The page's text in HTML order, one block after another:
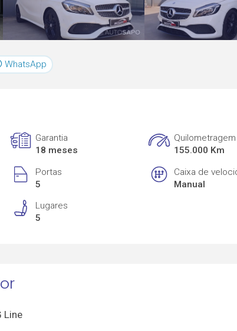
WhatsApp
Garantia
18 meses
Quilometragem
155.000 Km
Portas
5
Caixa de
Manual
Lugares
5
Line